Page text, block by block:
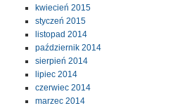
kwiecień 2015
styczeń 2015
listopad 2014
październik 2014
sierpień 2014
lipiec 2014
czerwiec 2014
marzec 2014